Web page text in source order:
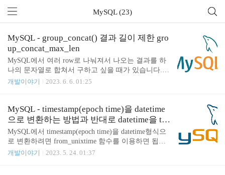
MySQL (23)
MySQL - group_concat() 결과 길이 제한 gro
up_concat_max_len
MySQL에서 여러 row로 나눠져서 나오는 결과를 하
나의 문자열로 합쳐서 구하고 싶을 때가 있습니다. Ja
va나 Python에서 리스트를 묶을 때 사용하는 join함수
은 데이터가 있다고 가정해 봅니다. name ---- a b c d
group_concat으로 name칼럼을 넣어줍니다. select grou
p_concat(name) from test; 결과는 "a,b,c,d"라고 나옵니
다. a,b,c,d 그런데 길이가 짧아서 잘 나오는데 데이터
가 많아지면 어느 순간 결과가 잘려나갑니다. "zzzzzz
zzzz"와 데이터를 왕창 집어넣고 결과를 확인해 보면
개발이야기 2023. 6. 6. 01:25
MySQL - timestamp(epoch time)을 datetime
으로 변환하는 방법과 반대로 datetime을 ti
mestamp로 변환하기
MySQL에서 timestamp(epoch time)을 datetime형식으
로 변환하려면 from_unixtime 함수를 이용하면 됩니
다. select from_unixtime(0); # 1970-01-01 09:00:00 반
개발이야기 2023. 5. 24. 01:37